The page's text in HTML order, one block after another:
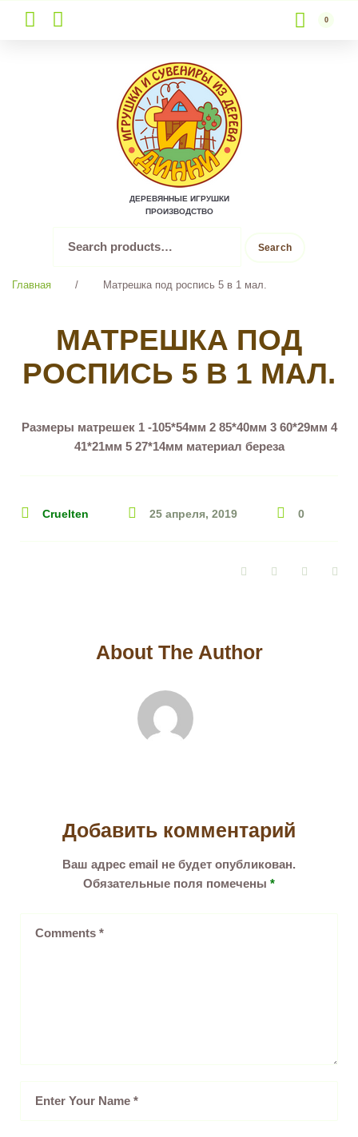
to
content
0
ДЕРЕВЯННЫЕ ИГРУШКИ
ПРОИЗВОДСТВО
for:
Search
Главная / Матрешка под роспись 5 в 1 мал.
МАТРЕШКА ПОД
РОСПИСЬ 5 В 1 МАЛ.
Размеры матрешек 1 -105*54мм 2 85*40мм 3 60*29мм 4
41*21мм 5 27*14мм материал береза
Cruelten 25 апреля, 2019 0
FacebookTwitter Google+
About The Author
Добавить комментарий
Ваш адрес email не будет опубликован.
Обязательные поля помечены *